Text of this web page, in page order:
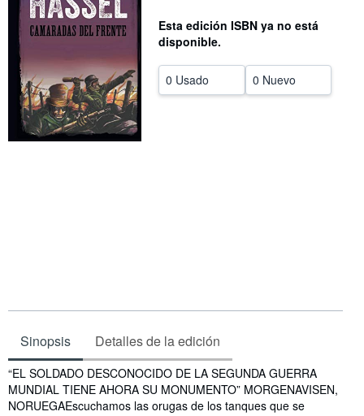
Esta edición ISBN ya no está
disponible.
0 Usado 0 Nuevo
Sinopsis Detalles de la edición
Sinopsis
“EL SOLDADO DESCONOCIDO DE LA SEGUNDA GUERRA
MUNDIAL TIENE AHORA SU MONUMENTO” MORGENAVISEN,
NORUEGAEscuchamos las orugas de los tanques que se